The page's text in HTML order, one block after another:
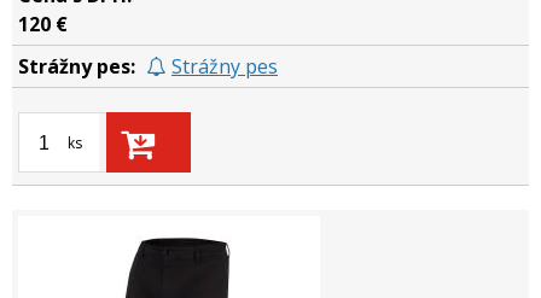
120 €
Strážny pes
ks